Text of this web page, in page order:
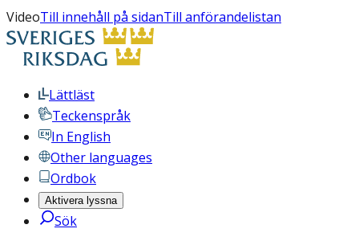
VideoTill innehåll på sidanTill anförandelistan
Lättläst
Teckenspråk
In English
Other languages
Ordbok
Aktivera lyssna
Sök